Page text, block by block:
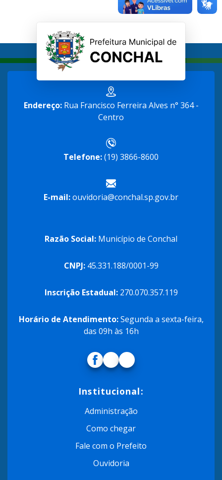
Endereço:Rua Francisco Ferreira Alves n° 364 -
Centro
Telefone:(19) 3866-8600
E-mail:ouvidoria@conchal.sp.gov.br
Razão Social: Município de Conchal
CNPJ:45.331.188/0001-99
Inscrição Estadual:270.070.357.119
Horário de Atendimento:Segunda a sexta-feira,
das 09h às 16h
Institucional:
Administração
Como chegar
Fale com o Prefeito
Ouvidoria